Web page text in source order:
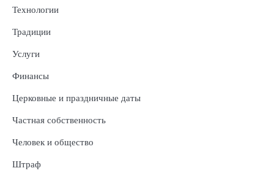
Технологии
Традиции
Услуги
Финансы
Церковные и праздничные даты
Частная собственность
Человек и общество
Штраф